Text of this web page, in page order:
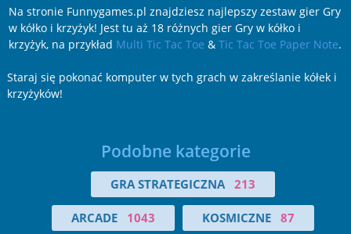
Na stronie Funnygames.pl znajdziesz najlepszy zestaw gier Gry
w kółko i krzyżyk! Jest tu aż 18 różnych gier Gry w kółko i
krzyżyk, na przykład Multi Tic Tac Toe & Tic Tac Toe Paper Note.
Staraj się pokonać komputer w tych grach w zakreślanie kółek i
krzyżyków!
Podobne kategorie
GRA STRATEGICZNA 213
ARCADE 1043 KOSMICZNE 87